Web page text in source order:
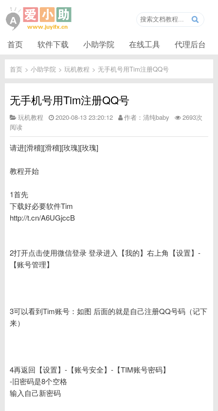
首页 软件下载 小助学院 在线工具 代理后台
首页 > 小助学院 > 玩机教程 > 无手机号用Tim注册QQ号
无手机号用Tim注册QQ号
玩机教程 2020-08-13 23:20:12 作者：清纯baby
2693次
阅读
请进[滑稽][滑稽][玫瑰][玫瑰]
教程开始
1首先
下载好必要软件Tim
http://t.cn/A6UGjccB
2打开点击使用微信登录 登录进入【我的】右上角【设置】-
【账号管理】
3可以看到Tim账号：如图 后面的就是自己注册QQ号码（记下
来）
4再返回【设置】-【账号安全】-【TIM账号密码】
-旧密码是8个空格
输入自己新密码